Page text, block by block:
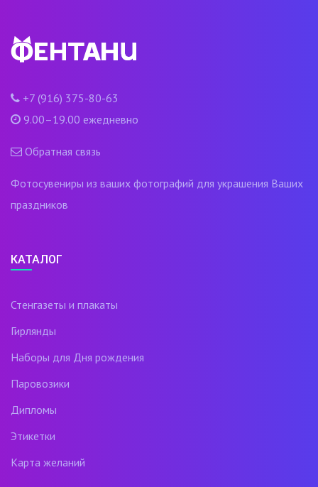
+7 (916) 375-80-63
9.00–19.00 ежедневно
Обратная связь
Фотосувениры из ваших фотографий для украшения Ваших
праздников
КАТАЛОГ
Стенгазеты и плакаты
Гирлянды
Наборы для Дня рождения
Паровозики
Дипломы
Этикетки
Карта желаний